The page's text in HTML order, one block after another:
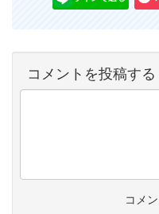
コメントを投稿する
コメ